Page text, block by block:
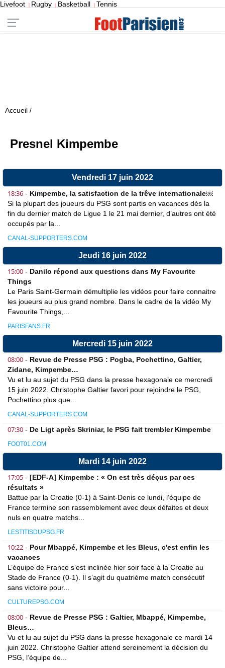
Livefoot | Rugby | Basketball | Tennis
Accueil /
Presnel Kimpembe
Vendredi 17 juin 2022
18:36 - Kimpembe, la satisfaction de la trêve internationale￼
Si la plupart des joueurs du PSG sont partis en vacances dès la
fin du dernier match de Ligue 1 le 21 mai dernier, d’autres ont été
occupés par la...
CANAL-SUPPORTERS.COM
Jeudi 16 juin 2022
15:00 - Danilo répond aux questions dans My Favourite
Things
Le Paris Saint-Germain démultiplie les vidéos pour faire connaitre
les joueurs au plus grand nombre. Dans le cadre de la vidéo My
Favourite Things,...
PARISFANS.FR
Mercredi 15 juin 2022
08:00 - Revue de Presse PSG : Pogba, Pochettino, Galtier,
Zidane, Kimpembe…
Vu et lu au sujet du PSG dans la presse hexagonale ce mercredi
15 juin 2022. Christophe Galtier favori pour rejoindre le PSG,
Pochettino plus que...
CANAL-SUPPORTERS.COM
07:30 - De Ligt après Skriniar, le PSG fait trembler Kimpembe
FOOT01.COM
Mardi 14 juin 2022
17:05 - [EDF-A] Kimpembe : « On est très déçus par ces
résultats »
Battue par la Croatie (0-1) à Saint-Denis ce lundi, l’équipe de
France termine son rassemblement avec deux défaites et deux
nuls en quatre matchs...
LESTITISDUPSG.FR
10:22 - Pour Mbappé, Kimpembe et les Bleus, c'est enfin les
vacances
L’équipe de France s’est inclinée hier soir face à la Croatie au
Stade de France (0-1). Il s’agit du quatrième match consécutif
sans victoire pour...
CULTUREPSG.COM
08:00 - Revue de Presse PSG : Galtier, Mbappé, Kimpembe,
Bleus…
Vu et lu au sujet du PSG dans la presse hexagonale ce mardi 14
juin 2022. Christophe Galtier attend sereinement la décision du
PSG, l’équipe de...